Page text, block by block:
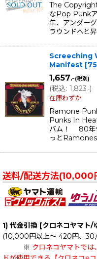
The
なPop Punk
年、アンダー
ラウンドへと
Screeching
Manifest [
1,657.-(税別)
(税込: 1,823.-)
在庫わずか
Ramone
Punks In
バム！ 80年
っと
送料/配送方法(10,000
1) 代金引換 [クロネコヤマト/
(10,000円以上～ 420円、
※ クロネコヤマトで